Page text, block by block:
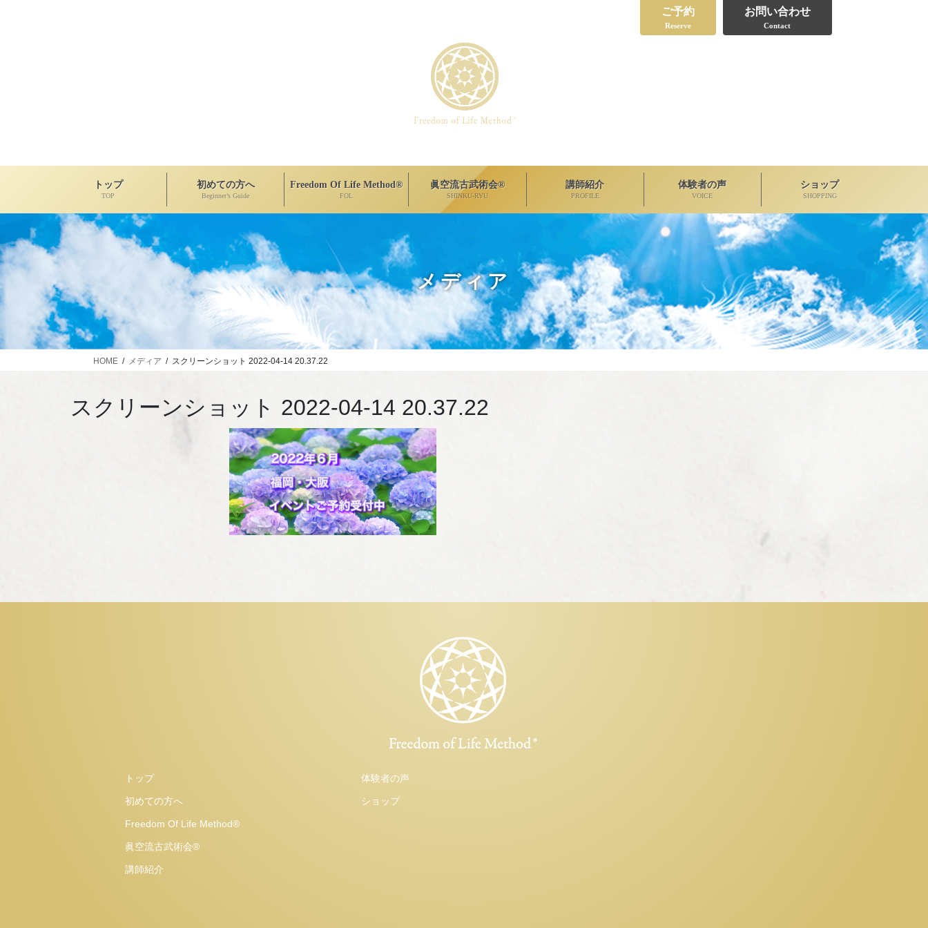
トップ
TOP
初めての方へ
Beginner’s Guide
Freedom Of Life Method®
FOL
眞空流古武術会®
SHINKU-RYU
講師紹介
PROFILE
体験者の声
VOICE
ショップ
SHOPPING
メディア
HOME メディア スクリーンショット 2022-04-14 20.37.22
スクリーンショット 2022-04-14 20.37.22
ご予約
Reserve
お問い合わせ
Contact
トップ
初めての方へ
Freedom Of Life Method®
眞空流古武術会®
講師紹介
体験者の声
ショップ